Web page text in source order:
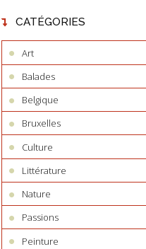
CATÉGORIES
Art
Balades
Belgique
Bruxelles
Culture
Littérature
Nature
Passions
Peinture